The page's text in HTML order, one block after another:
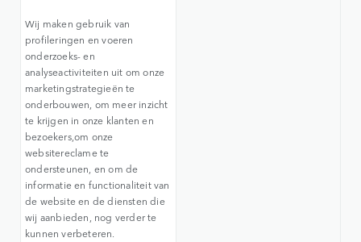
Wij maken gebruik van
profileringen en voeren
onderzoeks- en
analyseactiviteiten uit om onze
marketingstrategieën te
onderbouwen, om meer inzicht
te krijgen in onze klanten en
bezoekers,om onze
websitereclame te
ondersteunen, en om de
informatie en functionaliteit van
de website en de diensten die
wij aanbieden, nog verder te
kunnen verbeteren.